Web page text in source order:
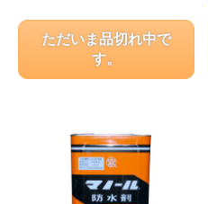
ただいま品切れ中で
す。